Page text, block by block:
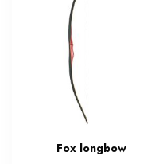
Fox longbow